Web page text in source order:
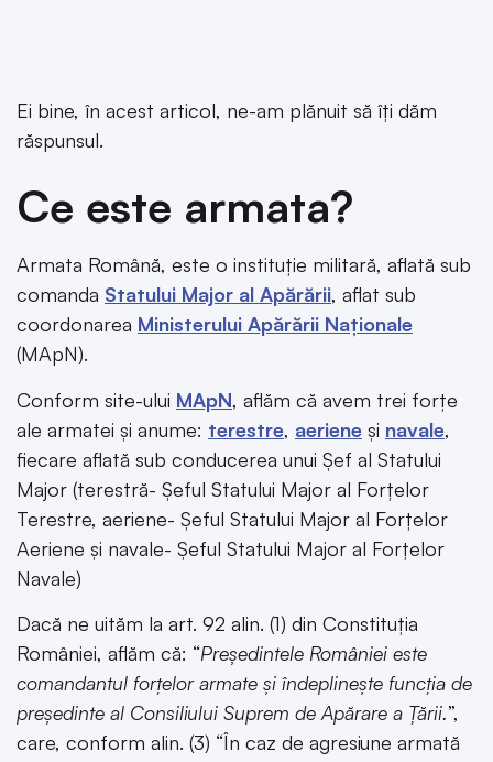
Ei bine, în acest articol, ne-am plănuit să îți dăm
răspunsul.
Ce este armata?
Armata Română, este o instituție militară, aflată sub
comanda Statului Major al Apărării, aflat sub
coordonarea Ministerului Apărării Naționale
(MApN).
Conform site-ului MApN, aflăm că avem trei forțe
ale armatei și anume: terestre, aeriene și navale,
fiecare aflată sub conducerea unui Șef al Statului
Major (terestră- Șeful Statului Major al Forțelor
Terestre, aeriene- Șeful Statului Major al Forțelor
Aeriene și navale- Șeful Statului Major al Forțelor
Navale)
Dacă ne uităm la art. 92 alin. (1) din Constituția
României, aflăm că: “Președintele României este
comandantul forțelor armate şi îndeplinește funcția de
președinte al Consiliului Suprem de Apărare a Țării.”,
care, conform alin. (3) “În caz de agresiune armată